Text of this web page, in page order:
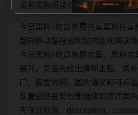
没有实际阅读价值。
今日黑料+吃瓜免费合集黑料合集
面向移动端搜索和站内连续阅读
今日黑料+吃瓜免费合集、黑料合
展开。页面先给出清晰主题，再
口、摘要说明、图片语义和可点
反复回到首页也能继续浏览同类
先保证标题、description、